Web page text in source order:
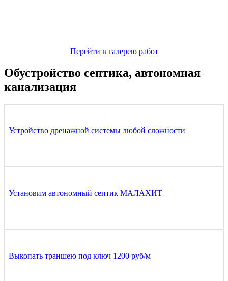
Перейти в галерею работ
Обустройство септика, автономная
канализация
Устройство дренажной системы любой сложности
Установим автономный септик МАЛАХИТ
Выкопать траншею под ключ 1200 руб/м